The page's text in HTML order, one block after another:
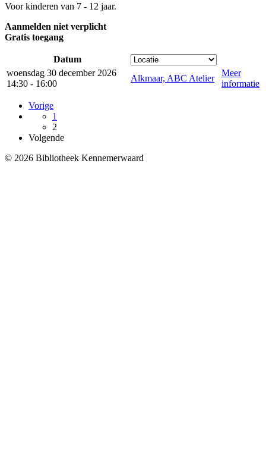
Voor kinderen van 7 - 12 jaar.
Aanmelden niet verplicht
Gratis toegang
Datum
woensdag 30 december 2026
14:30 - 16:00
Alkmaar, ABC Atelier
Meer
informatie
Vorige
1
2
Volgende
© 2026 Bibliotheek Kennemerwaard